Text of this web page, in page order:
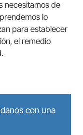
necesitamos de
lo
para establecer
el remedio
con una